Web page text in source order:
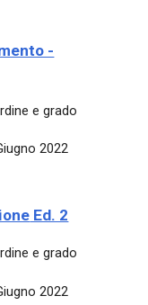
-
e grado
2022
Ed. 2
e grado
2022